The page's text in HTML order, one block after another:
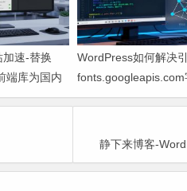
速-替换
端库为国内
WordPress如何解决
fonts.googleapis.com
致网页响应缓慢问题
静下来博客-